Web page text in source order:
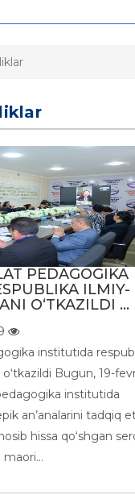
PEDAGOGIKA
ILMIY-
O‘TKAZILDI ...
institutida
Bugun, 19-
institutida
an’analarini tadqiq
hissa qo‘shgan